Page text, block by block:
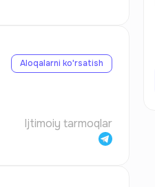
Aloqalarni ko'rsatish
Ijtimoiy tarmoqlar